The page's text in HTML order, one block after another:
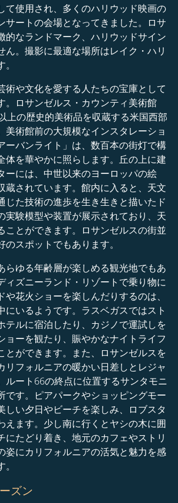
て使用され、多くのハリウッド映画の
サートの会場となってきました。ロサ
的なランドマーク、ハリウッドサイン
ん。撮影に最適な場所はレイク・ハリ
術や文化を愛する人たちの宝庫として
。ロサンゼルス・カウンティ美術館
上の歴史的美術品を収蔵する米国西部
美術館前の大規模なインスタレーショ
ーバンライト」は、数百本の街灯で構
体を華やかに照らします。丘の上に建
ーには、中世以来のヨーロッパの絵
蔵されています。館内に入ると、天文
じた技術の進歩を生き生きと描いたド
実験模型や装置が展示されており、天
ことができます。ロサンゼルスの街並
スポットでもあります。
らゆる年齢層が楽しめる観光地でもあ
ィズニーランド・リゾートで乗り物に
花火ショーを楽しんだりするのは、
にいるようです。ラスベガスではスト
テルに宿泊したり、カジノで運試しを
ョーを観たり、賑やかなナイトライフ
とができます。また、ロサンゼルスを
リフォルニアの暖かい日差しとレジャ
ルート66の終点に位置するサンタモニ
です。ピアパークやショッピングモー
しい夕日やビーチを楽しみ、ロブスタ
えます。少し南に行くとヤシの木に囲
にたどり着き、地元のカフェやストリ
姿にカリフォルニアの活気と魅力を感
ズン